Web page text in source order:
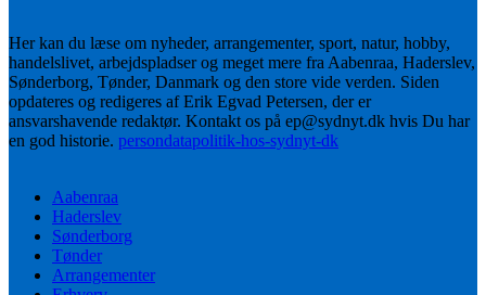
Her kan du læse om nyheder, arrangementer, sport, natur, hobby,
handelslivet, arbejdspladser og meget mere fra Aabenraa, Haderslev,
Sønderborg, Tønder, Danmark og den store vide verden. Siden
opdateres og redigeres af Erik Egvad Petersen, der er
ansvarshavende redaktør. Kontakt os på ep@sydnyt.dk hvis Du har
en god historie. persondatapolitik-hos-sydnyt-dk
Aabenraa
Haderslev
Sønderborg
Tønder
Arrangementer